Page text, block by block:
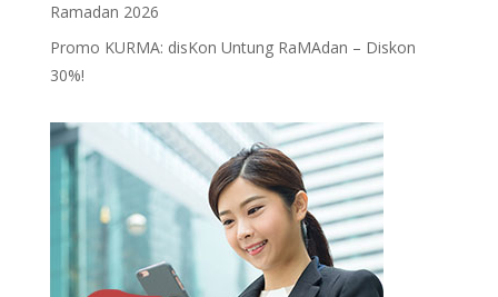
Ramadan 2026
Promo KURMA: disKon Untung RaMAdan – Diskon
30%!